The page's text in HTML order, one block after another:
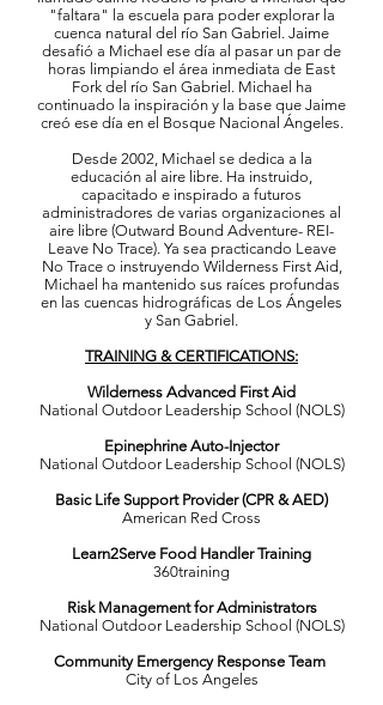
"faltara" la escuela para poder explorar la
cuenca natural del río San Gabriel. Jaime
desafió a Michael ese día al pasar un par de
horas limpiando el área inmediata de East
Fork del río San Gabriel. Michael ha
continuado la inspiración y la base que Jaime
creó ese día en el Bosque Nacional Ángeles.
Desde 2002, Michael se dedica a la
educación al aire libre. Ha instruido,
capacitado e inspirado a futuros
administradores de varias organizaciones al
aire libre (Outward Bound Adventure- REI-
Leave No Trace). Ya sea practicando Leave
No Trace o instruyendo Wilderness First Aid,
Michael ha mantenido sus raíces profundas
en las cuencas hidrográficas de Los Ángeles
y San Gabriel.
TRAINING & CERTIFICATIONS:
Wilderness Advanced First Aid
National Outdoor Leadership School (NOLS)
Epinephrine Auto-Injector
National Outdoor Leadership School (NOLS)
Basic Life Support Provider (CPR & AED)
American Red Cross
Learn2Serve Food Handler Training
360training
Risk Management for Administrators
National Outdoor Leadership School (NOLS)
Community Emergency Response Team
City of Los Angeles